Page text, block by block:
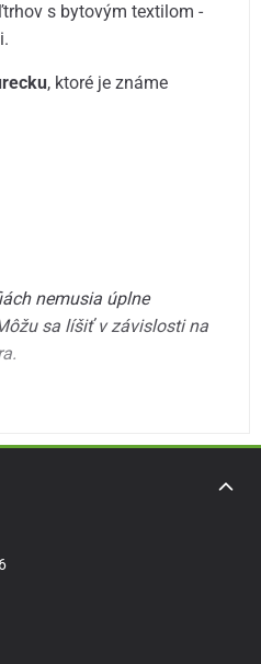
s bytovým textilom -
, ktoré je známe
nemusia úplne
sa líšiť v závislosti na